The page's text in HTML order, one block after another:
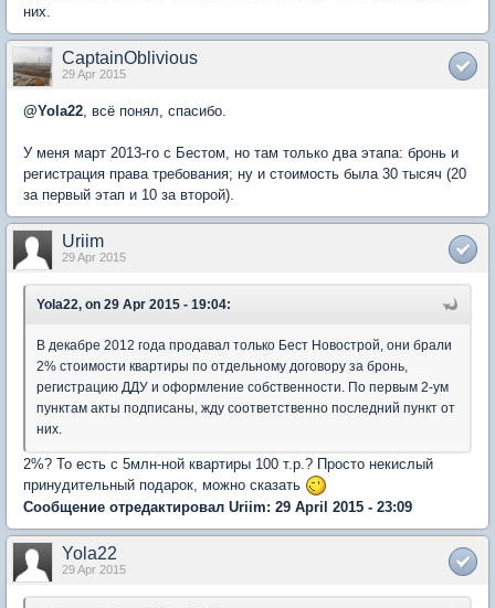
них.
CaptainOblivious
29 Apr 2015
@Yola22 , всё понял, спасибо.
У меня март 2013-го с Бестом, но там только два этапа: бронь и
регистрация права требования; ну и стоимость была 30 тысяч (20
за первый этап и 10 за второй).
Uriim
29 Apr 2015
Yola22, on 29 Apr 2015 - 19:04:
В декабре 2012 года продавал только Бест Новострой, они брали
2% стоимости квартиры по отдельному договору за бронь,
регистрацию ДДУ и оформление собственности. По первым 2-ум
пунктам акты подписаны, жду соответственно последний пункт от
них.
2%? То есть с 5млн-ной квартиры 100 т.р.? Просто некислый
принудительный подарок, можно сказать
Сообщение отредактировал Uriim: 29 April 2015 - 23:09
Yola22
29 Apr 2015